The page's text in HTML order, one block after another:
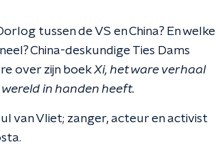
tussen de VS en China? En welke
China-deskundige Ties Dams
over zijn boekXi, het ware verhaal
in handen heeft.
van Vliet; zanger, acteur en activist